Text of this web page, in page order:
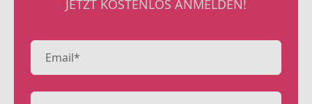
JETZT KOSTENLOS ANMELDEN!